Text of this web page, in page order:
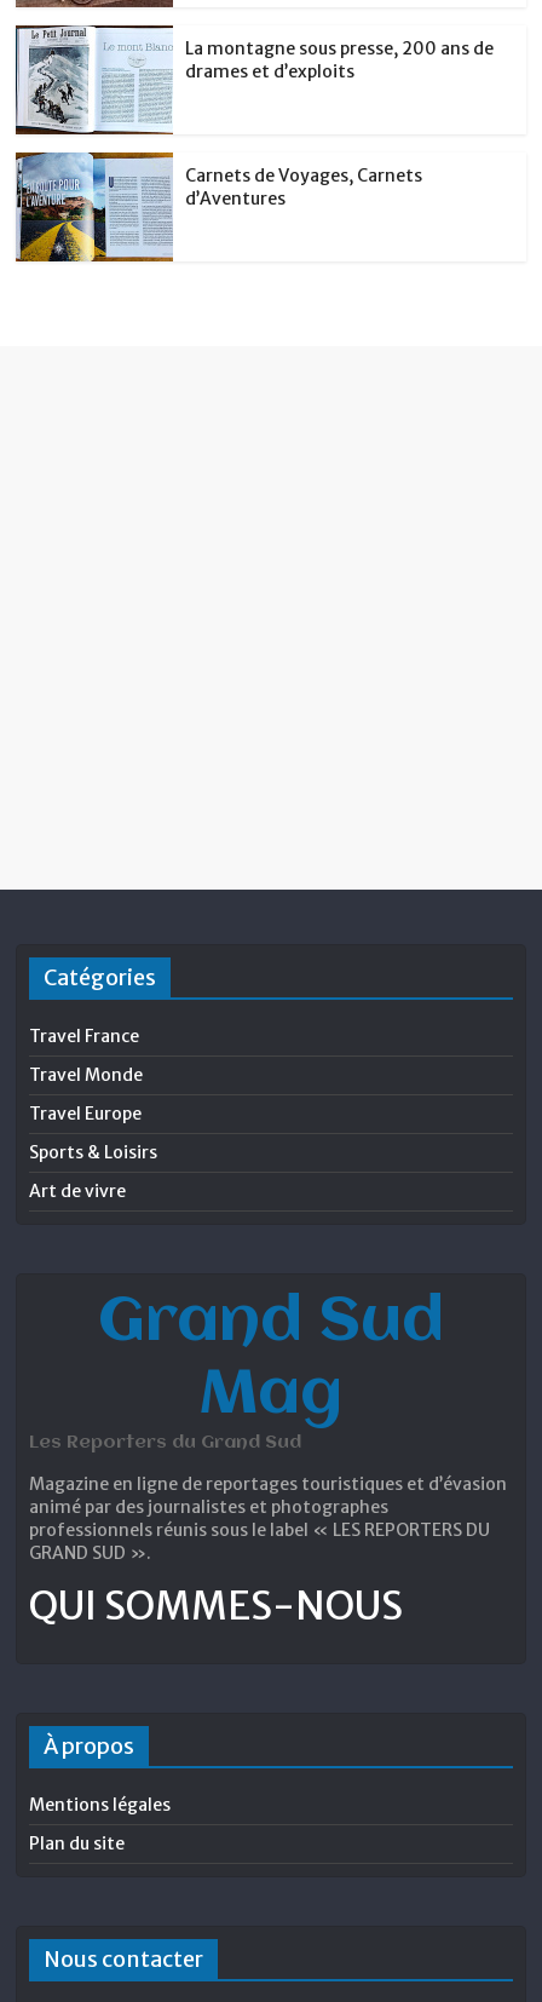
La montagne sous presse, 200 ans de
drames et d’exploits
Carnets de Voyages, Carnets
d’Aventures
Catégories
Travel France
Travel Monde
Travel Europe
Sports & Loisirs
Art de vivre
Grand Sud
Mag
Les Reporters du Grand Sud
Magazine en ligne de reportages touristiques et d’évasion
animé par des journalistes et photographes
professionnels réunis sous le label « LES REPORTERS DU
GRAND SUD ».
QUI SOMMES-NOUS
À propos
Mentions légales
Plan du site
Nous contacter